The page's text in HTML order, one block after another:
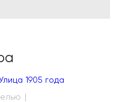
1905 года